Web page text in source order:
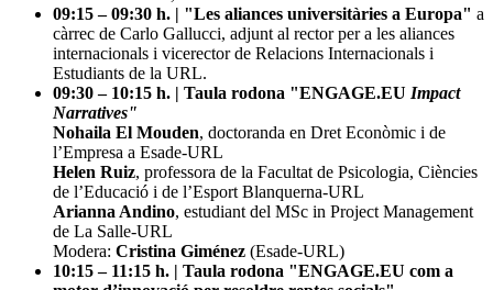
09:15 – 09:30 h. | "Les aliances universitàries a Europa" a
càrrec de Carlo Gallucci, adjunt al rector per a les aliances
internacionals i vicerector de Relacions Internacionals i
Estudiants de la URL.
09:30 – 10:15 h. | Taula rodona "ENGAGE.EU Impact
Narratives"
Nohaila El Mouden, doctoranda en Dret Econòmic i de
l’Empresa a Esade-URL
Helen Ruiz, professora de la Facultat de Psicologia, Ciències
de l’Educació i de l’Esport Blanquerna-URL
Arianna Andino, estudiant del MSc in Project Management
de La Salle-URL
Modera: Cristina Giménez (Esade-URL)
10:15 – 11:15 h. | Taula rodona "ENGAGE.EU com a